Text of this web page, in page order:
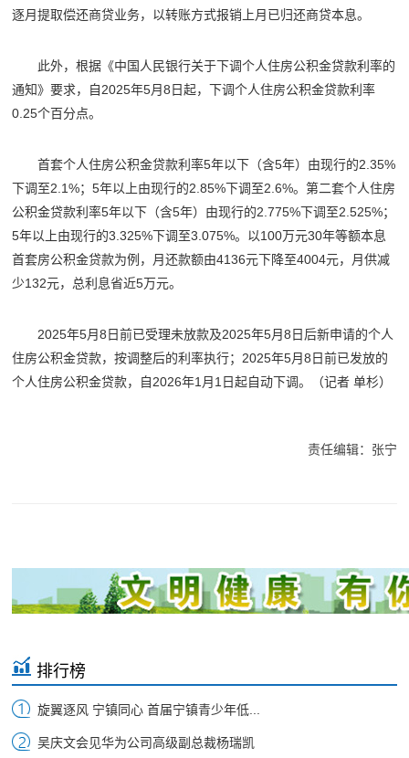
逐月提取偿还商贷业务，以转账方式报销上月已归还商贷本息。
此外，根据《中国人民银行关于下调个人住房公积金贷款利率的
通知》要求，自2025年5月8日起，下调个人住房公积金贷款利率
0.25个百分点。
首套个人住房公积金贷款利率5年以下（含5年）由现行的2.35%
下调至2.1%；5年以上由现行的2.85%下调至2.6%。第二套个人住房
公积金贷款利率5年以下（含5年）由现行的2.775%下调至2.525%；
5年以上由现行的3.325%下调至3.075%。以100万元30年等额本息
首套房公积金贷款为例，月还款额由4136元下降至4004元，月供减
少132元，总利息省近5万元。
2025年5月8日前已受理未放款及2025年5月8日后新申请的个人
住房公积金贷款，按调整后的利率执行；2025年5月8日前已发放的
个人住房公积金贷款，自2026年1月1日起自动下调。
（记者 单杉）
责任编辑：张宁
排行榜
旋翼逐风 宁镇同心 首届宁镇青少年低...
吴庆文会见华为公司高级副总裁杨瑞凯